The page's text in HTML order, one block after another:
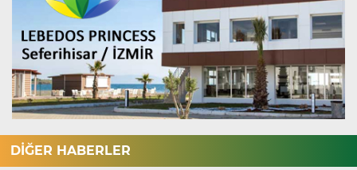
DİĞER HABERLER